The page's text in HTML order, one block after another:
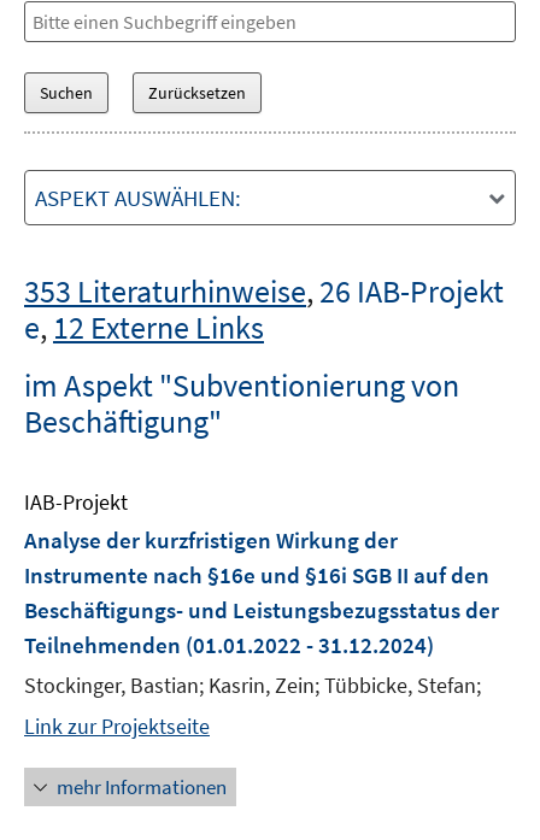
ASPEKT AUSWÄHLEN:
353 Literaturhinweise,26 IAB-Projekt
e, 12 Externe Links
im Aspekt "Subventionierung von
Beschäftigung"
IAB-Projekt
Analyse der kurzfristigen Wirkung der
Instrumente nach §16e und §16i SGB II auf den
Beschäftigungs- und Leistungsbezugsstatus der
Teilnehmenden (01.01.2022 - 31.12.2024)
Stockinger, Bastian; Kasrin, Zein; Tübbicke, Stefan;
Link zur Projektseite
mehr Informationen